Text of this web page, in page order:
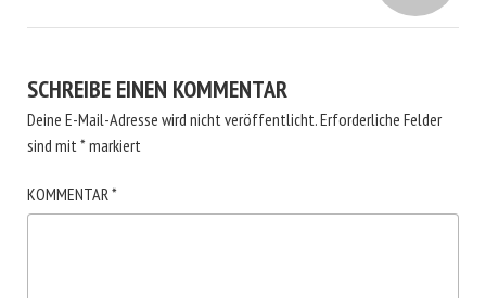
SCHREIBE EINEN KOMMENTAR
Deine E-Mail-Adresse wird nicht veröffentlicht.Erforderliche Felder
sind mit*markiert
KOMMENTAR*